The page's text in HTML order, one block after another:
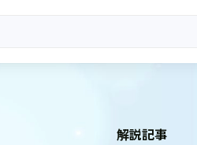
解説記事